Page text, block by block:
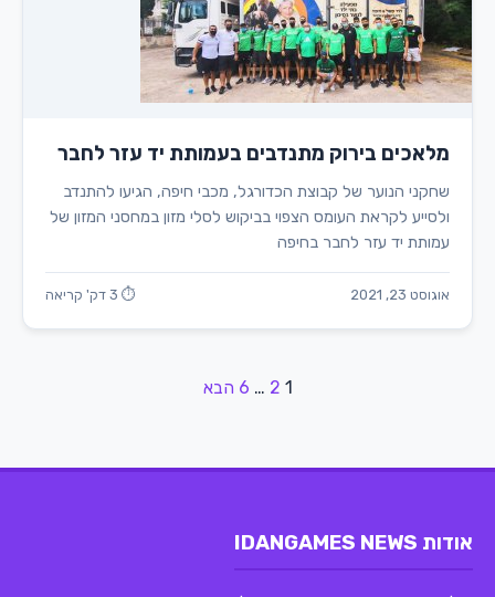
מלאכים בירוק מתנדבים בעמותת יד עזר לחבר
שחקני הנוער של קבוצת הכדורגל, מכבי חיפה, הגיעו להתנדב
ולסייע לקראת העומס הצפוי בביקוש לסלי מזון במחסני המזון של
עמותת יד עזר לחבר בחיפה
אוגוסט 23, 2021 ⏱ 3 דק' קריאה
1
2
…
6 הבא
אודות IDANGAMES NEWS